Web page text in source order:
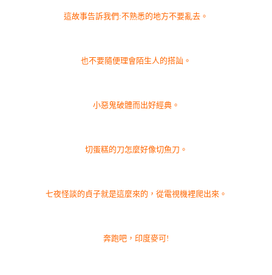
這故事告訴我們:不熟悉的地方不要亂去。
也不要隨便理會陌生人的搭訕。
小惡鬼破體而出好經典。
切蛋糕的刀怎麼好像切魚刀。
七夜怪談的貞子就是這麼來的，從電視機裡爬出來。
奔跑吧，印度麥可!